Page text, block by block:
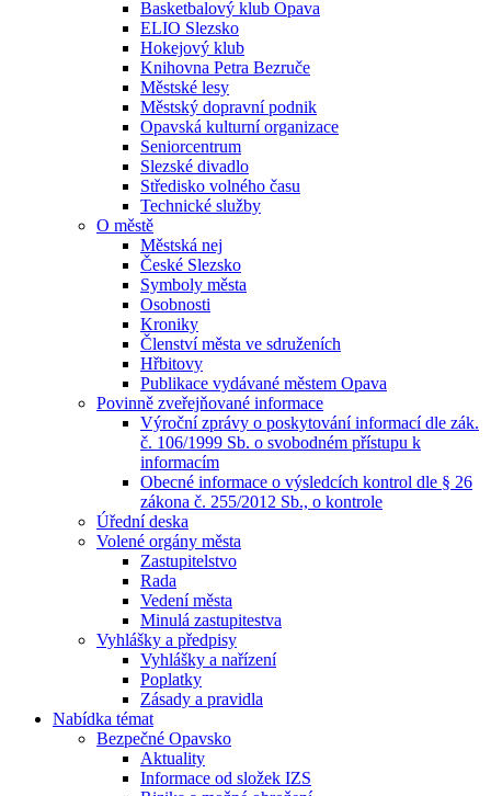
Basketbalový klub Opava
ELIO Slezsko
Hokejový klub
Knihovna Petra Bezruče
Městské lesy
Městský dopravní podnik
Opavská kulturní organizace
Seniorcentrum
Slezské divadlo
Středisko volného času
Technické služby
O městě
Městská nej
České Slezsko
Symboly města
Osobnosti
Kroniky
Členství města ve sdruženích
Hřbitovy
Publikace vydávané městem Opava
Povinně zveřejňované informace
Výroční zprávy o poskytování informací dle zák.
č. 106/1999 Sb. o svobodném přístupu k
informacím
Obecné informace o výsledcích kontrol dle § 26
zákona č. 255/2012 Sb., o kontrole
Úřední deska
Volené orgány města
Zastupitelstvo
Rada
Vedení města
Minulá zastupitestva
Vyhlášky a předpisy
Vyhlášky a nařízení
Poplatky
Zásady a pravidla
Nabídka témat
Bezpečné Opavsko
Aktuality
Informace od složek IZS